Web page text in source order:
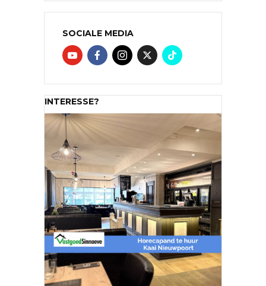
SOCIALE MEDIA
INTERESSE?